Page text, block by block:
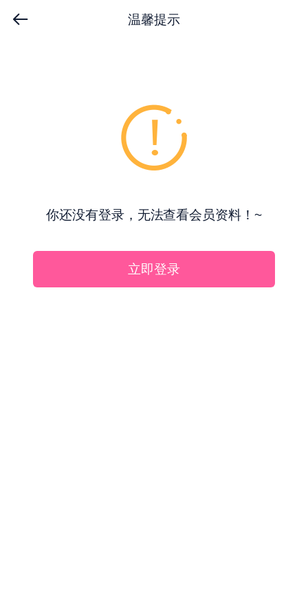
温馨提示
你还没有登录，无法查看会员资料！~
立即登录